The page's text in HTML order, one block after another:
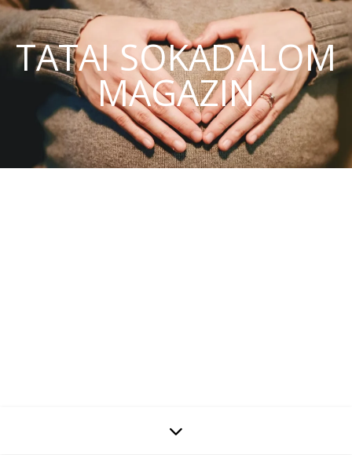
TATAI SOKADALOM
MAGAZIN